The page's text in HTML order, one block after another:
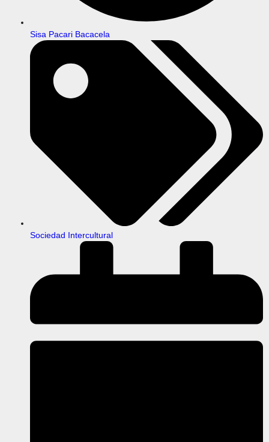
Sisa Pacari Bacacela
Sociedad Intercultural